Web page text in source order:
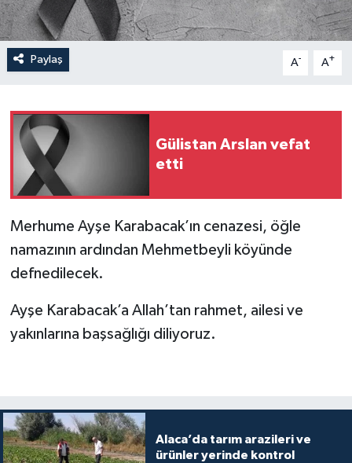
Paylaş A- A+
Gülistan Arslan vefat
etti
Merhume Ayşe Karabacak’ın cenazesi, öğle
namazının ardından Mehmetbeyli köyünde
defnedilecek.
Ayşe Karabacak’a Allah’tan rahmet, ailesi ve
yakınlarına başsağlığı diliyoruz.
Alaca’da tarım arazileri ve
ürünler yerinde kontrol